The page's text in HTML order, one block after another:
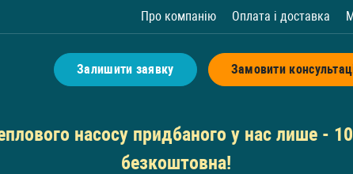
Про компанію Оплата і доставка
Залишити заявку Замовити
насосу придбаного у нас лише -
безкоштовна!